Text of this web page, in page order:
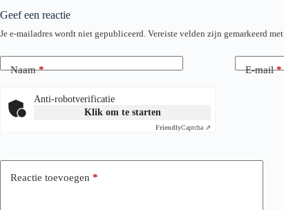
Geef een reactie
Je e-mailadres wordt niet gepubliceerd. Vereiste velden zijn gemarkeerd met
Naam* E-mail*
Anti-robotverificatie
Klik om te starten
FriendlyCaptcha ⇗
Reactie toevoegen *